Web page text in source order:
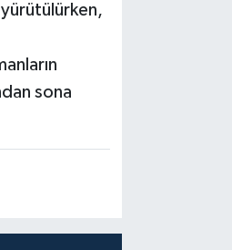
yürütülürken,
sona